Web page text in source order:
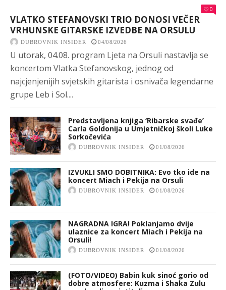
0
VLATKO STEFANOVSKI TRIO DONOSI VEČER
VRHUNSKE GITARSKE IZVEDBE NA ORSULU
DUBROVNIK INSIDER 04/08/2026
U utorak, 04.08. program Ljeta na Orsuli nastavlja se
koncertom Vlatka Stefanovskog, jednog od
najcjenjenijih svjetskih gitarista i osnivača legendarne
grupe Leb i Sol....
Predstavljena knjiga ‘Ribarske svađe’
Carla Goldonija u Umjetničkoj školi Luke
Sorkočevića
DUBROVNIK INSIDER 01/08/2026
IZVUKLI SMO DOBITNIKA: Evo tko ide na
koncert Miach i Pekija na Orsuli
DUBROVNIK INSIDER 01/08/2026
NAGRADNA IGRA! Poklanjamo dvije
ulaznice za koncert Miach i Pekija na
Orsuli!
DUBROVNIK INSIDER 01/08/2026
(FOTO/VIDEO) Babin kuk sinoć gorio od
dobre atmosfere: Kuzma i Shaka Zulu